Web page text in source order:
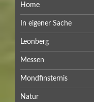
Home
In eigener Sache
Leonberg
Messen
Mondfinsternis
Natur